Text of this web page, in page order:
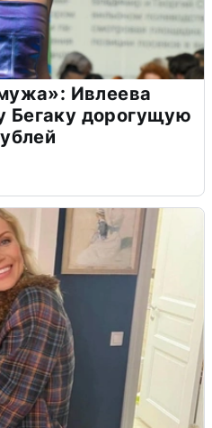
Ивлеева
Бегаку дорогущую